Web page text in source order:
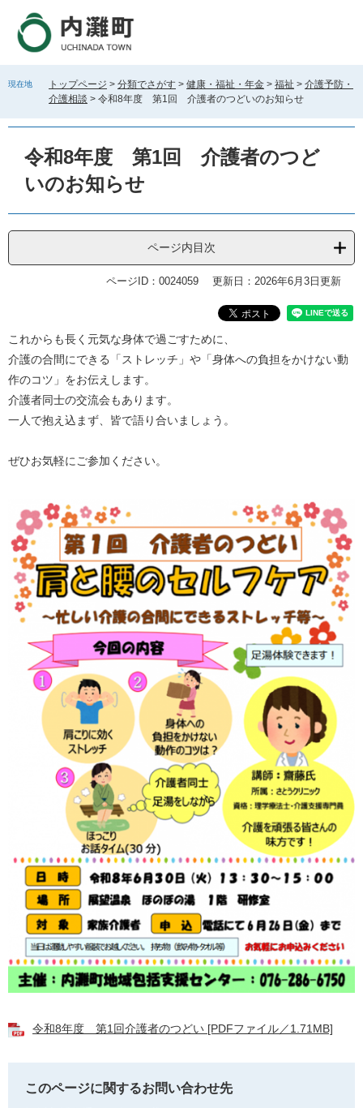
す
し
現在地 トップページ > 分類でさがす > 健康・福祉・年金 > 福祉 > 介護予防・
介護相談 > 令和8年度 第1回 介護者のつどいのお知らせ
令和8年度 第1回 介護者のつど
いのお知らせ
ページ内目次
ページID：0024059 更新日：2026年6月3日更新
本
文
これからも長く元気な身体で過ごすために、
介護の合間にできる「ストレッチ」や「身体への負担をかけない動
作のコツ」をお伝えします。
介護者同士の交流会もあります。
一人で抱え込まず、皆で語り合いましょう。
ぜひお気軽にご参加ください。
令和8年度 第1回介護者のつどい [PDFファイル／1.71MB]
このページに関するお問い合わせ先